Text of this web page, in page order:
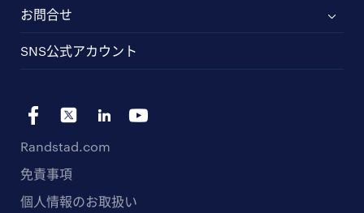
お問合せ
SNS公式アカウント
Randstad.com
免責事項
個人情報のお取扱い